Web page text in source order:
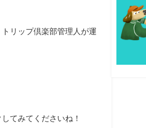
リップ倶楽部管理人が運
てみてくださいね！